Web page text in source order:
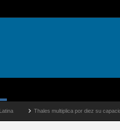
Thales multiplica por diez su capacidad de